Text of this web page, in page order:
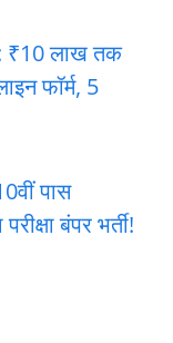
₹10 लाख तक
फॉर्म, 5
पास
बंपर भर्ती!